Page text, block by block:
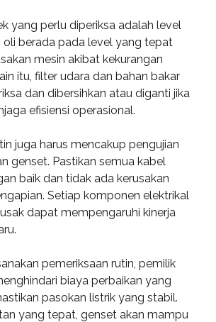
yang perlu diperiksa adalah level
oli berada pada level yang tepat
mesin akibat kekurangan
itu, filter udara dan bahan bakar
dan dibersihkan atau diganti jika
efisiensi operasional.
juga harus mencakup pengujian
genset. Pastikan semua kabel
baik dan tidak ada kerusakan
Setiap komponen elektrikal
dapat mempengaruhi kinerja
pemeriksaan rutin, pemilik
biaya perbaikan yang
pasokan listrik yang stabil.
yang tepat, genset akan mampu